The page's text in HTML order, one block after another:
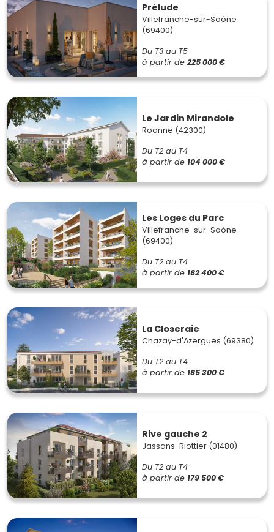
Prélude
Villefranche-sur-Saône
(69400)
Du T3 au T5
à partir de 225 000 €
Le Jardin Mirandole
Roanne (42300)
Du T2 au T4
à partir de 104 000 €
Les Loges du Parc
Villefranche-sur-Saône
(69400)
Du T2 au T4
à partir de 182 400 €
La Closeraie
Chazay-d'Azergues (69380)
Du T2 au T4
à partir de 185 300 €
Rive gauche 2
Jassans-Riottier (01480)
Du T2 au T4
à partir de 179 500 €